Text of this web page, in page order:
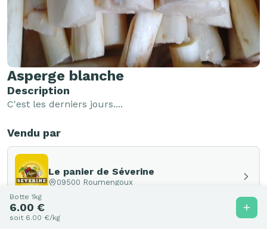
Asperge blanche
Description
C'est les derniers jours....
Vendu par
Le panier de Séverine
09500 Roumengoux
Botte 1kg
6.00 €
soit 6.00 €/kg